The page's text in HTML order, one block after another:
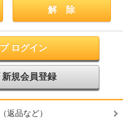
ログイン
新規会員登録
返品など）